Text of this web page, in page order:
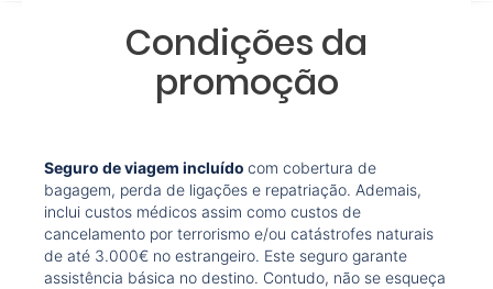
Condições da
promoção
Seguro de viagem incluído com cobertura de
bagagem, perda de ligações e repatriação. Ademais,
inclui custos médicos assim como custos de
cancelamento por terrorismo e/ou catástrofes naturais
de até 3.000€ no estrangeiro. Este seguro garante
assistência básica no destino. Contudo, não se esqueça